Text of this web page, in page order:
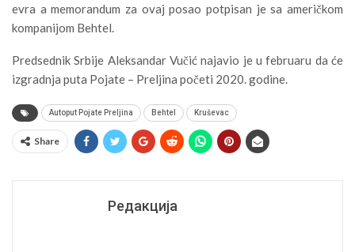
evra a memorandum za ovaj posao potpisan je sa američkom
kompanijom Behtel.
Predsednik Srbije Aleksandar Vučić najavio je u februaru da će
izgradnja puta Pojate – Preljina početi 2020. godine.
Autoput Pojate Preljina Behtel Kruševac
Share
Редакција